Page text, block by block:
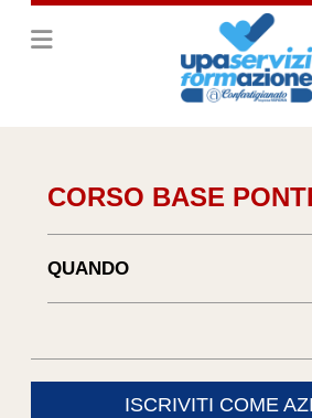
CORSO BASE
QUANDO
ISCRIVITI COME